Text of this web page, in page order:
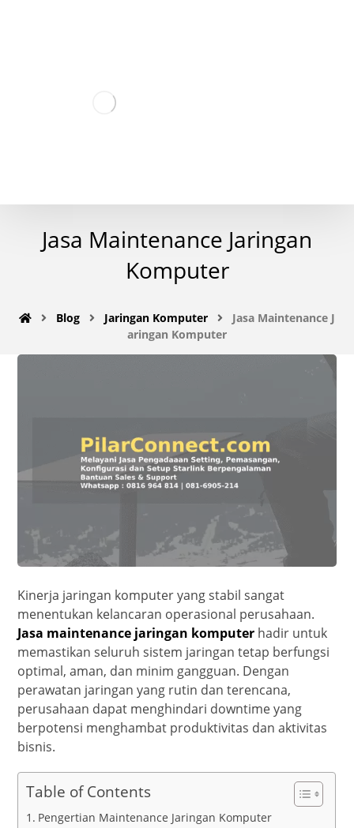
Jasa Maintenance Jaringan
Komputer
Blog Jaringan Komputer
Jasa Maintenance J
aringan Komputer
Kinerja jaringan komputer yang stabil sangat
menentukan kelancaran operasional perusahaan.
Jasa maintenance jaringan komputer hadir untuk
memastikan seluruh sistem jaringan tetap berfungsi
optimal, aman, dan minim gangguan. Dengan
perawatan jaringan yang rutin dan terencana,
perusahaan dapat menghindari downtime yang
berpotensi menghambat produktivitas dan aktivitas
bisnis.
Table of Contents
Pengertian Maintenance Jaringan Komputer